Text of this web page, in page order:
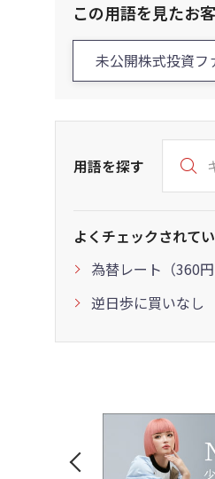
この用語を見たお
未公開株式投資フ
用語を探す
よくチェックされて
為替レート（360
逆日歩に買いなし